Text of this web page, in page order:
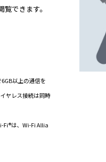
できます。
以上の通信を
ヤレス接続は同時
は、Wi-Fi Allia